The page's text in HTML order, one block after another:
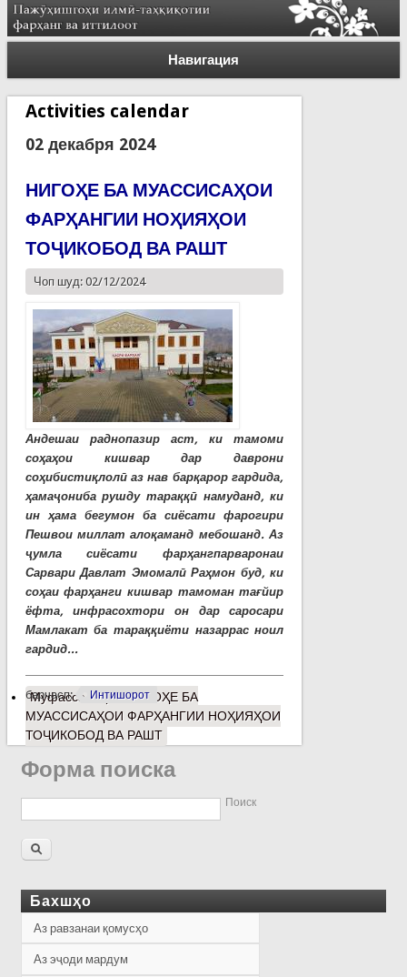
Навигация
Activities calendar
02 декабря 2024
НИГОҲЕ БА МУАССИСАҲОИ
ФАРҲАНГИИ НОҲИЯҲОИ
ТОҶИКОБОД ВА РАШТ
Чоп шуд: 02/12/2024
Андешаи раднопазир аст, ки тамоми
соҳаҳои кишвар дар даврони
соҳибистиқлолӣ аз нав барқарор гардида,
ҳамаҷониба рушду тараққӣ намуданд, ки
ин ҳама бегумон ба сиёсати фарогири
Пешвои миллат алоқаманд мебошанд. Аз
ҷумла сиёсати фарҳангпарваронаи
Сарвари Давлат Эмомалӣ Раҳмон буд, ки
соҳаи фарҳанги кишвар тамоман тағйир
ёфта, инфрасохтори он дар саросари
Мамлакат ба тараққиёти назаррас ноил
гардид...
барчасп: Интишорот
Муфассалтаро НИГОҲЕ БА
МУАССИСАҲОИ ФАРҲАНГИИ НОҲИЯҲОИ
ТОҶИКОБОД ВА РАШТ
Форма поиска
Поиск
Бахшҳо
Аз равзанаи қомусҳо
Аз эҷоди мардум